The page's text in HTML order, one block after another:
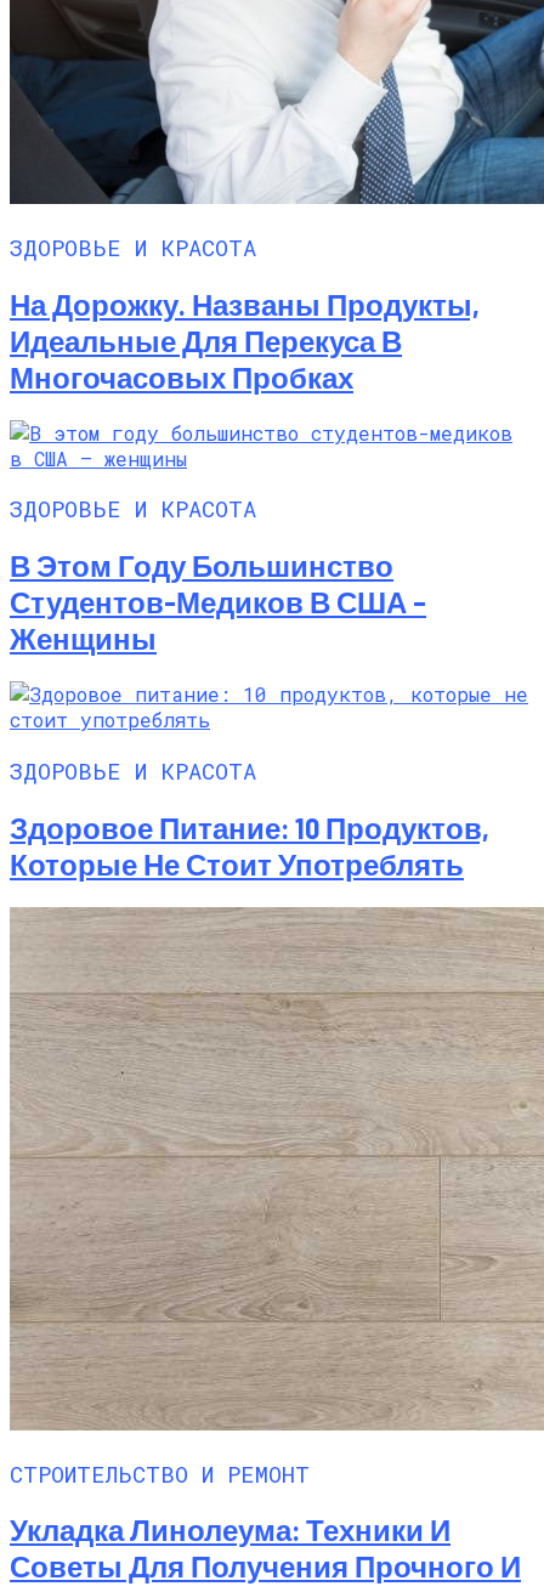
ЗДОРОВЬЕ И КРАСОТА
На Дорожку. Названы Продукты,
Идеальные Для Перекуса В
Многочасовых Пробках
ЗДОРОВЬЕ И КРАСОТА
В Этом Году Большинство
Студентов-Медиков В США –
Женщины
ЗДОРОВЬЕ И КРАСОТА
Здоровое Питание: 10 Продуктов,
Которые Не Стоит Употреблять
СТРОИТЕЛЬСТВО И РЕМОНТ
Укладка Линолеума: Техники И
Советы Для Получения Прочного И